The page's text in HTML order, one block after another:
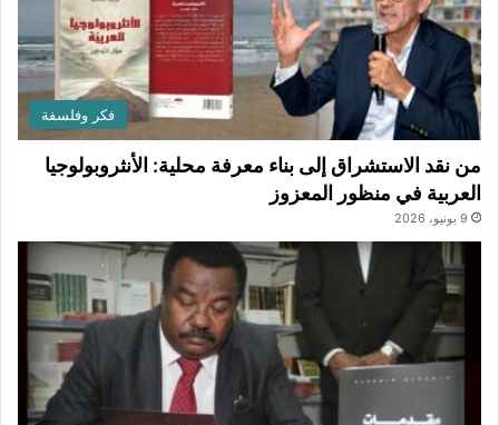
فكر وفلسفة
من نقد الاستشراق إلى بناء معرفة محلية: الأنثروبولوجيا
العربية في منظور المعزوز
9 يونيو، 2026